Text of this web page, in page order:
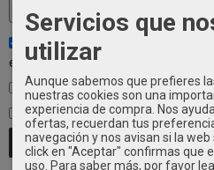
Notificarme de los próximos
email
Notificarme de los próximos
He leído y acepto el
Servicios que
utilizar
Aunque sabemos que prefieres
nuestras cookies son una
experiencia de compra. Nos
ofertas, recuerdan tus
navegación y nos avisan si la
click en "Aceptar" confirmas que
uso. Para saber más, por favor